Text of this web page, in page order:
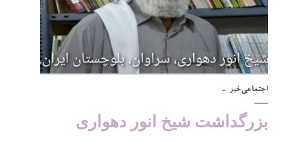
اجتماعیخبر
بزرگداشت شیخ انور دهواری